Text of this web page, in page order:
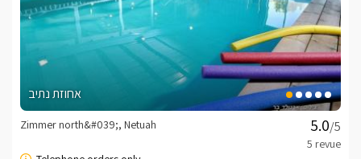
אחוזת נתיב
/5
Zimmer north&#039;, Netuah